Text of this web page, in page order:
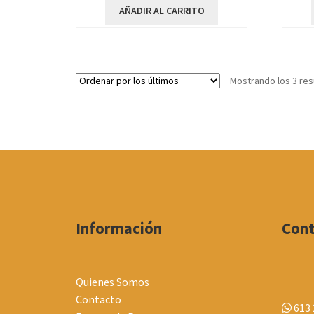
AÑADIR AL CARRITO
Mostrando los 3
Información
Quienes Somos
Contacto
613